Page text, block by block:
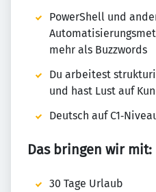
PowerShell und
mehr als Buzzwords
Du arbeitest
und hast Lust auf
Deutsch auf
Das bringen wir mit:
30 Tage Urlaub